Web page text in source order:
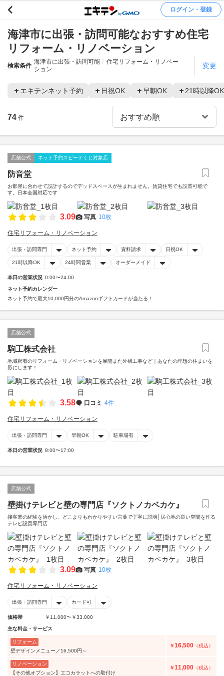
ログイン・登録
海津市に出張・訪問可能なおすすめ住宅
リフォーム・リノベーション
検索条件
海津市に出張・訪問可能
住宅リフォーム・リノベー
ション
変更
エキテンネット予約 日祝OK 早朝OK 21時以降OK
74 件
店舗公式 ネット予約スピードくじ対象店
防音堂
お部屋に合わせて設計するのでデッドスペースが生まれません。賃貸住宅でも設置可能で
す。日本全国対応です
3.09 写真 10枚
住宅リフォーム・リノベーション
出張・訪問専門 ネット予約 資料請求 日祝OK
21時以降OK 24時間営業 オーダーメイド
本日の営業状況 0:00〜24:00
ネット予約カレンダー
ネット予約で最大10,000円分のAmazonギフトカードが当たる！
店舗公式
駒工株式会社
地域密着のリフォーム・リノベーションを展開また外構工事など｜あなたの理想の住まいを
形にします！
3.58 口コミ 4件
住宅リフォーム・リノベーション
出張・訪問専門 早朝OK 駐車場有
本日の営業状況 8:00〜17:00
店舗公式
壁掛けテレビと壁の専門店『ソクトノカベカケ』
接客業の経験を活かし、どこよりもわかりやすい言葉で丁寧に説明│居心地の良い空間を作る
テレビ設置専門店
3.09 写真 10枚
住宅リフォーム・リノベーション
出張・訪問専門 カード可
価格帯 ￥11,000〜￥33,000
主な料金・サービス
リフォーム
壁デザインメニュー／16,500円～
￥16,500 （税込）
リノベーション
【その他オプション】エコカラットへの取付け
￥11,000 （税込）